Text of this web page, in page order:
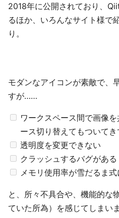
2018年に公開されており、
るほか、いろんなサイト様で
り。
モダンなアイコンが素敵で、
すが……
ワークスペース間で画像
ース切り替えてもついてき
透明度を変更できない
クラッシュするバグがある
メモリ使用率が雪だるま式
と、所々不具合や、機能的な
ていた所為）を感じてしまい